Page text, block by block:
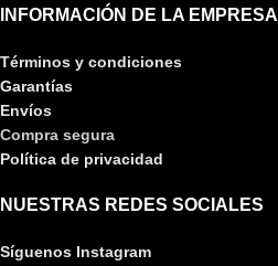
INFORMACIÓN DE LA EMPRESA
Términos y condiciones
Garantías
Envíos
Compra segura
Política de privacidad
NUESTRAS REDES SOCIALES
Síguenos Instagram